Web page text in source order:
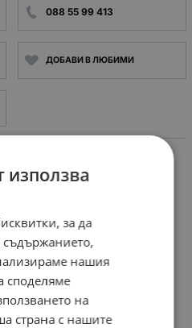
088 55 99 413
ДОБАВИ В ЛЮБИМИ
ESR:11mΩ
DC
използва
за да
нашия
споделяме
на
страна с нашите